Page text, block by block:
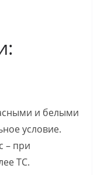
и белыми
условие.
– при
ТС.